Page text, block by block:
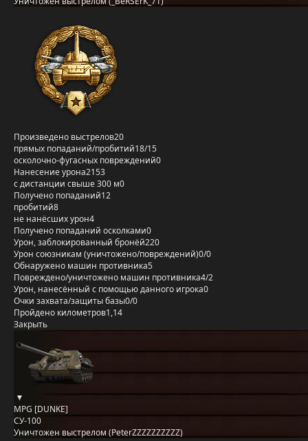
Произведено выстрелов20
прямых попаданий/пробитий18/15
осколочно-фугасных повреждений0
Нанесение урона2153
с дистанции свыше 300 м0
Получено попаданий12
пробитий8
не нанёсших урон4
Получено попаданий осколками0
Урон, заблокированный бронёй220
Урон союзникам (уничтожено/повреждений)0/0
Обнаружено машин противника5
Повреждено/уничтожено машин противника4/2
Урон, нанесённый с помощью данного игрока0
Очки захвата/защиты базы0/0
Пройдено километров1,14
Закрыть
MPG [DUNKE]
СУ-100
Уничтожен выстрелом (PeterZZZZZZZZZZ)